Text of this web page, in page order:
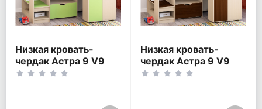
Низкая кровать-
чердак Астра 9 V9
Дуб молочный/
Низкая кровать-
чердак Астра 9 V9
Дуб молочный/Орех